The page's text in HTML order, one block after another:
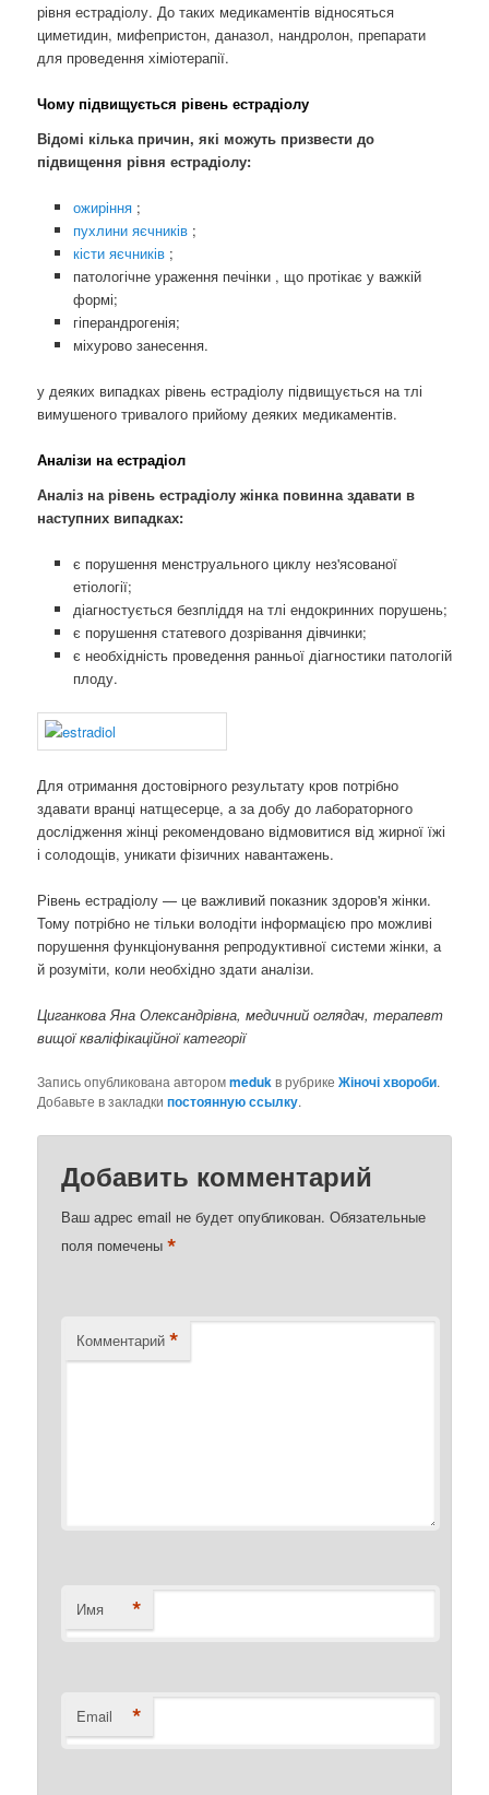
рівня естрадіолу. До таких медикаментів відносяться
циметидин, мифепристон, даназол, нандролон, препарати
для проведення хіміотерапії.
Чому підвищується рівень естрадіолу
Відомі кілька причин, які можуть призвести до
підвищення рівня естрадіолу:
ожиріння ;
пухлини яєчників ;
кісти яєчників ;
патологічне ураження печінки , що протікає у важкій
формі;
гіперандрогенія;
міхурово занесення.
у деяких випадках рівень естрадіолу підвищується на тлі
вимушеного тривалого прийому деяких медикаментів.
Аналізи на естрадіол
Аналіз на рівень естрадіолу жінка повинна здавати в
наступних випадках:
є порушення менструального циклу нез'ясованої
етіології;
діагностується безпліддя на тлі ендокринних порушень;
є порушення статевого дозрівання дівчинки;
є необхідність проведення ранньої діагностики патологій
плоду.
Для отримання достовірного результату кров потрібно
здавати вранці натщесерце, а за добу до лабораторного
дослідження жінці рекомендовано відмовитися від жирної їжі
і солодощів, уникати фізичних навантажень.
Рівень естрадіолу — це важливий показник здоров'я жінки.
Тому потрібно не тільки володіти інформацією про можливі
порушення функціонування репродуктивної системи жінки, а
й розуміти, коли необхідно здати аналізи.
Циганкова Яна Олександрівна, медичний оглядач, терапевт
вищої кваліфікаційної категорії
Запись опубликована авторомmedukв рубрикеЖіночі хвороби.
Добавьте в закладкипостоянную ссылку.
Добавить комментарий
Ваш адрес email не будет опубликован. Обязательные
поля помечены*
Комментарий *
Имя *
Email *